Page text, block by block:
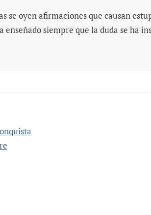
se oyen afirmaciones que causan
enseñado siempre que la duda se ha